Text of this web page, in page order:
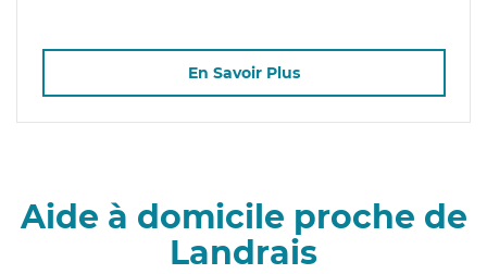
En Savoir Plus
Aide à domicile proche de
Landrais